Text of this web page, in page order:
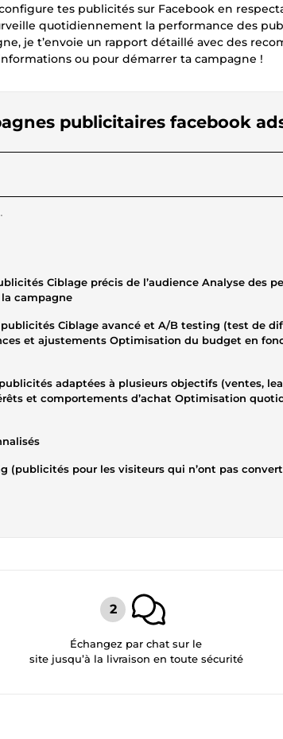
tes publicités sur Facebook en
quotidiennement la performance des
je t’envoie un rapport détaillé avec des
ou pour démarrer ta campagne !
publicitaires facebook
Ciblage précis de l’audience Analyse des
campagne
publicités Ciblage avancé et A/B testing (test de
et ajustements Optimisation du budget en
adaptées à plusieurs objectifs (ventes,
et comportements d’achat Optimisation
(publicités pour les visiteurs qui n’ont pas
Échangez par chat sur le
site jusqu’à la livraison en toute sécurité